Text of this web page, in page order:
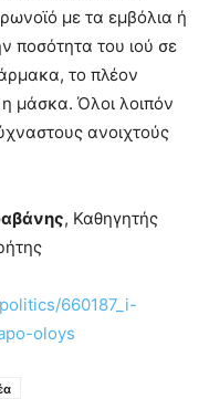
με τα εμβόλια ή
ποσότητα του ιού σε
το πλέον
μάσκα. Όλοι λοιπόν
ανοιχτούς
, Καθηγητής
660187_i-
oloys